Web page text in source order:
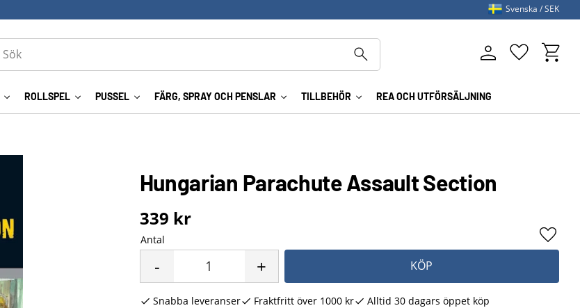
ROLLSPEL PUSSEL FÄRG, SPRAY OCH PENSLAR TILLBEHÖR REA OCH UTFÖRSÄLJNING
Favoriter
Svenska SEK
Hungarian Parachute Assault Section
339 kr
Antal
+
- KÖP
Lägg
Snabba leveranser Fraktfritt över 1000 kr Alltid 30 dagars öppet köp